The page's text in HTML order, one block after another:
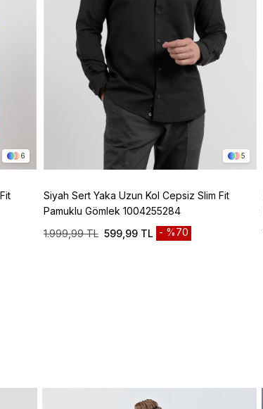
6 5
Siyah Sert Yaka Uzun Kol Cepsiz Slim Fit
Pamuklu Gömlek 1004255284
1.999,99 TL 599,99 TL %70